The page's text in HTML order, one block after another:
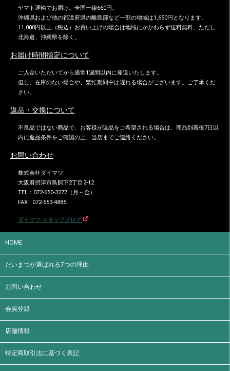
ヤマト運輸でお届け。全国一律660円。
沖縄県および他の都道府県の離島部など一部の地域は1,650円となります。
11,000円以上（税込）お買い上げの場合は地域にかかわらず送料無料。ただし
北海道、沖縄県を除く。
お届け時間指定について
ご入金いただいてから通常1週間以内に発送いたします。
但し、在庫のない場合や、繁忙期間中は遅れる場合がございます。ご了承くだ
さい。
返品・交換について
不良品ではない商品で、お客様が返品をご希望される場合は、商品到着後7日以
内に返品条件をご確認の上、当店までご連絡ください。
お問い合わせ
株式会社ダイマツ
大阪府摂津市鳥飼下2丁目2-12
TEL：072-650-3277（月～金）
FAX : 072-653-4885
ダイマツ スタッフブログ
HOME
だいまつが選ばれる7つの理由
お問い合わせ
会員登録
店舗情報
特定商取引法に基づく表記